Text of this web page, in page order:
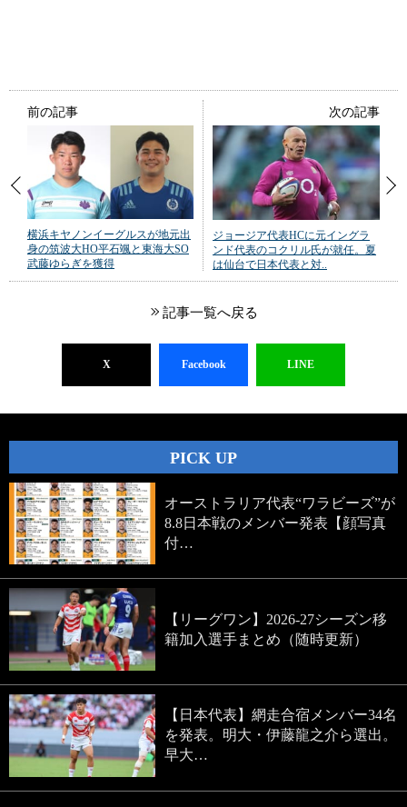
前の記事
横浜キヤノンイーグルスが地元出
身の筑波大HO平石颯と東海大SO
武藤ゆらぎを獲得
次の記事
ジョージア代表HCに元イングラ
ンド代表のコクリル氏が就任。夏
は仙台で日本代表と対..
記事一覧へ戻る
X Facebook LINE
PICK UP
オーストラリア代表“ワラビーズ”が
8.8日本戦のメンバー発表【顔写真
付…
【リーグワン】2026-27シーズン移
籍加入選手まとめ（随時更新）
【日本代表】網走合宿メンバー34名
を発表。明大・伊藤龍之介ら選出。
早大…